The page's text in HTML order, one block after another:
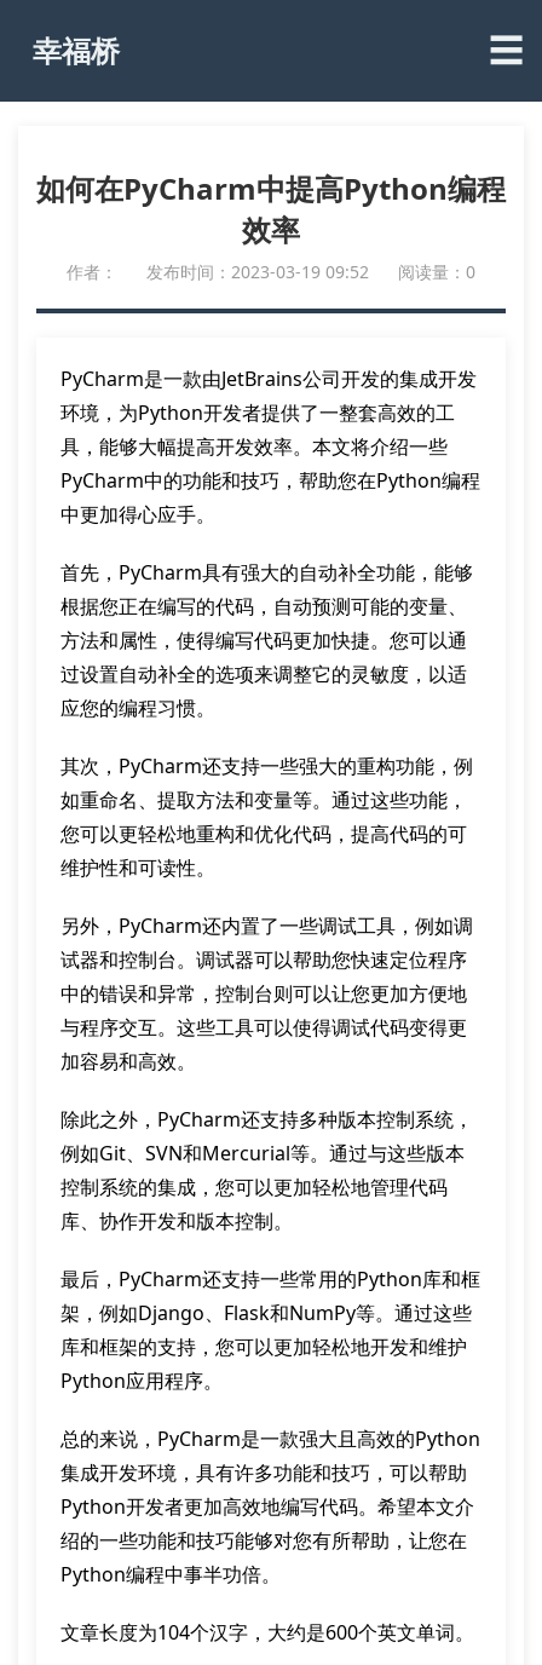
幸福桥 ☰
如何在PyCharm中提高Python编程
效率
作者： 发布时间：2023-03-19 09:52 阅读量：0
PyCharm是一款由JetBrains公司开发的集成开发
环境，为Python开发者提供了一整套高效的工
具，能够大幅提高开发效率。本文将介绍一些
PyCharm中的功能和技巧，帮助您在Python编程
中更加得心应手。
首先，PyCharm具有强大的自动补全功能，能够
根据您正在编写的代码，自动预测可能的变量、
方法和属性，使得编写代码更加快捷。您可以通
过设置自动补全的选项来调整它的灵敏度，以适
应您的编程习惯。
其次，PyCharm还支持一些强大的重构功能，例
如重命名、提取方法和变量等。通过这些功能，
您可以更轻松地重构和优化代码，提高代码的可
维护性和可读性。
另外，PyCharm还内置了一些调试工具，例如调
试器和控制台。调试器可以帮助您快速定位程序
中的错误和异常，控制台则可以让您更加方便地
与程序交互。这些工具可以使得调试代码变得更
加容易和高效。
除此之外，PyCharm还支持多种版本控制系统，
例如Git、SVN和Mercurial等。通过与这些版本
控制系统的集成，您可以更加轻松地管理代码
库、协作开发和版本控制。
最后，PyCharm还支持一些常用的Python库和框
架，例如Django、Flask和NumPy等。通过这些
库和框架的支持，您可以更加轻松地开发和维护
Python应用程序。
总的来说，PyCharm是一款强大且高效的Python
集成开发环境，具有许多功能和技巧，可以帮助
Python开发者更加高效地编写代码。希望本文介
绍的一些功能和技巧能够对您有所帮助，让您在
Python编程中事半功倍。
文章长度为104个汉字，大约是600个英文单词。